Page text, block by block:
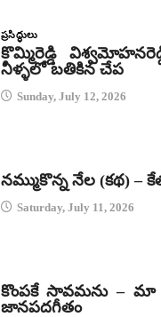
ప్రసిద్ధులు
కొమ్మిరెడ్డి
నీళ్ళలో బతికిన చేప
Sunday, July 12, 2026
నమ్ముకొన్న నేల (కథ) –
Saturday, July 11, 2026
కొంపకే సావమను – మా
జానపదగీతం